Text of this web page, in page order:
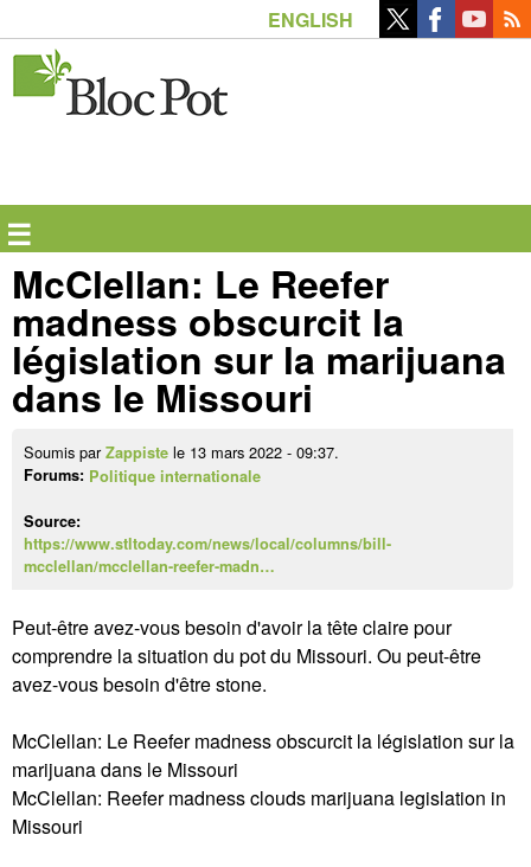
contenu
ENGLISH
☰
McClellan: Le Reefer
madness obscurcit la
législation sur la marijuana
dans le Missouri
Soumis parZappiste le 13 mars 2022 - 09:37.
Forums: Politique internationale
Source:
https://www.stltoday.com/news/local/columns/bill-
mcclellan/mcclellan-reefer-madn…
Peut-être avez-vous besoin d'avoir la tête claire pour
comprendre la situation du pot du Missouri. Ou peut-être
avez-vous besoin d'être stone.
McClellan: Le Reefer madness obscurcit la législation sur la
marijuana dans le Missouri
McClellan: Reefer madness clouds marijuana legislation in
Missouri